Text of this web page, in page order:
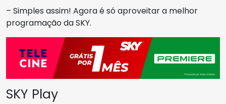
– Simples assim! Agora é só aproveitar a melhor
programação da SKY.
SKY Play